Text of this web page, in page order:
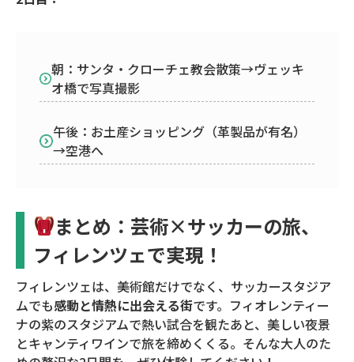
朝：サンタ・クローチェ教会散策→ヴェッキ
オ橋で写真撮影
午後：お土産ショッピング（革製品が有名）
→空港へ
まとめ：芸術×サッカーの旅、
フィレンツェで実現！
フィレンツェは、美術館だけでなく、サッカースタジア
ムでも感動と情熱に出会える街です。フィオレンティー
ナの紫のスタジアムで熱い試合を観たあと、美しい夜景
とキャンティワインで旅を締めくくる。そんな大人のた